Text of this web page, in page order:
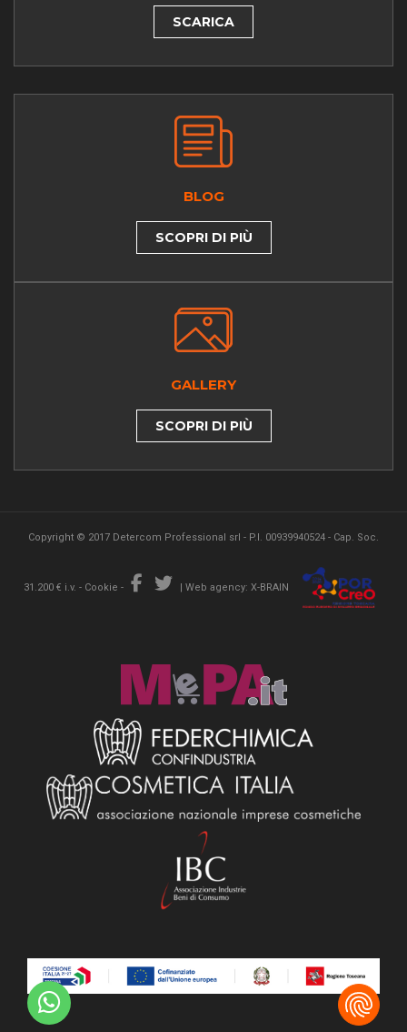
SCARICA
BLOG
SCOPRI DI PIÙ
GALLERY
SCOPRI DI PIÙ
Copyright © 2017 Detercom Professional srl - P.I. 00939940524 - Cap. Soc.
31.200 € i.v. - Cookie - | Web agency: X-BRAIN